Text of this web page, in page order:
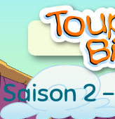
Saison 2 -